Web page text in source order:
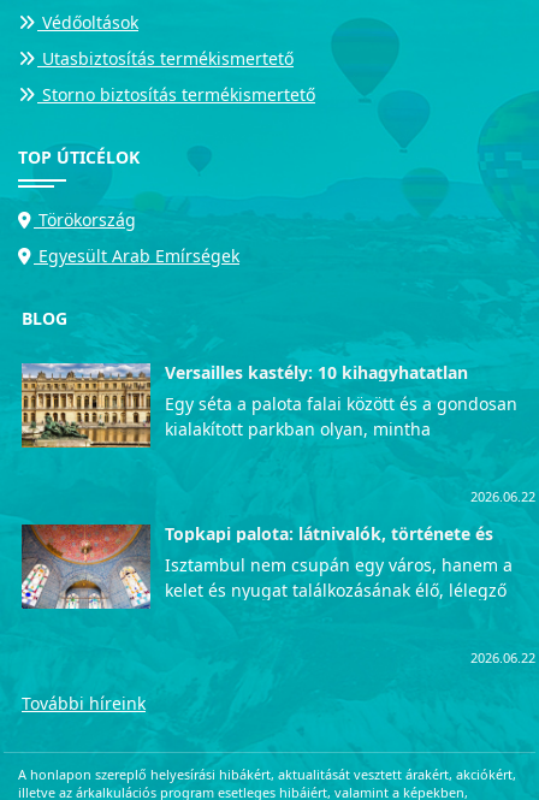
Védőoltások
Utasbiztosítás termékismertető
Storno biztosítás termékismertető
TOP ÚTICÉLOK
Törökország
Egyesült Arab Emírségek
BLOG
Versailles kastély: 10 kihagyhatatlan
látnivaló
Egy séta a palota falai között és a gondosan
kialakított parkban olyan, mintha
francia udvar fényűző mindennapjaiba. Azok
számára, akik szeretnék személyesen is
megtapasztalni ezt az uralkodói pompát, a
lenyűgöző Versailles-i kastély garantáltan
életre szóló, mély kulturális élményekkel
ajándékozza meg a látogatókat. Íme a
semmiképpen sem szabad kihagynotok a
2026.06.22
Topkapi palota: látnivalók, története és
érdekességek
Isztambul nem csupán egy város, hanem a
kelet és nyugat találkozásának élő, lélegző
a Boszporusz partján, amely önmagában
csapásra a múltban találjuk magunkat. Ez a
helyszín jóval több egy egyszerű kiállításnál:
2026.06.22
További híreink
A honlapon szereplő helyesírási hibákért, aktualitását vesztett árakért, akciókért,
illetve az árkalkulációs program esetleges hibáiért, valamint a képekben,